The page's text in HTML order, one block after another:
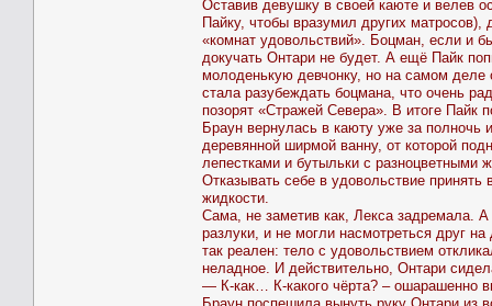
Оставив девушку в своей каюте и велев
Пайку, чтобы вразумил других
«комнат удовольствий». Боцман, если и
докучать Онтари не будет. А ещё Пайк
молоденькую девчонку, но на самом деле
стала разубеждать боцмана, что очень
позорят «Стражей Севера». В итоге Пайк
Браун вернулась в каюту уже за
деревянной ширмой ванну, от которой
лепестками и бутыльки с разноцветными
Отказывать себе в удовольствие
жидкости.
Сама, не заметив как, Лекса задремала.
разлуки, и не могли насмотреться друг
так реален: тело с удовольствием
неладное. И действительно, Онтари
— К-как… К-какого чёрта? – ошарашенно